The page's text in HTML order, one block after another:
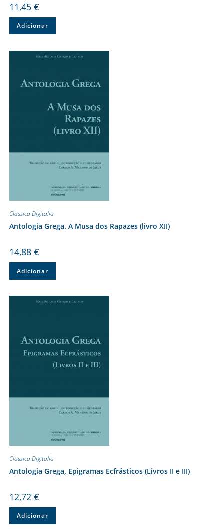
11,45 €
Adicionar
Classica Digitalia
Antologia Grega. A Musa dos Rapazes (livro XII)
14,88 €
Adicionar
Classica Digitalia
Antologia Grega, Epigramas Ecfrásticos (Livros II e III)
12,72 €
Adicionar